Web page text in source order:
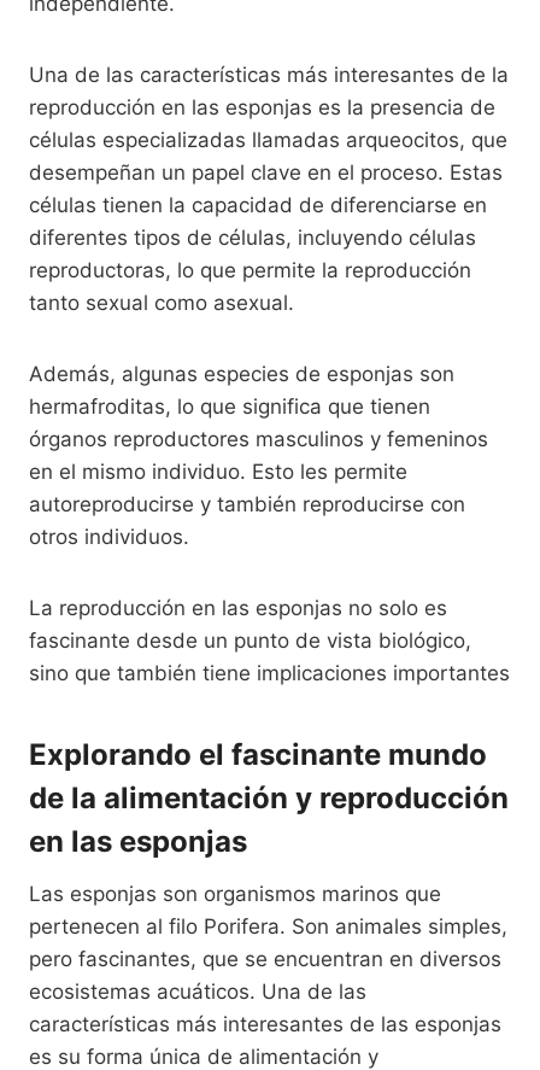
Una de las características más interesantes de la
reproducción en las esponjas es la presencia de
células especializadas llamadas arqueocitos, que
desempeñan un papel clave en el proceso. Estas
células tienen la capacidad de diferenciarse en
diferentes tipos de células, incluyendo células
reproductoras, lo que permite la reproducción
tanto sexual como asexual.
Además, algunas especies de esponjas son
hermafroditas, lo que significa que tienen
órganos reproductores masculinos y femeninos
en el mismo individuo. Esto les permite
autoreproducirse y también reproducirse con
otros individuos.
La reproducción en las esponjas no solo es
fascinante desde un punto de vista biológico,
sino que también tiene implicaciones importantes
Explorando el fascinante mundo
de la alimentación y reproducción
en las esponjas
Las esponjas son organismos marinos que
pertenecen al filo Porifera. Son animales simples,
pero fascinantes, que se encuentran en diversos
ecosistemas acuáticos. Una de las
características más interesantes de las esponjas
es su forma única de alimentación y